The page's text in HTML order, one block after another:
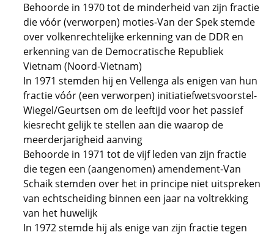
Behoorde in 1970 tot de minderheid van zijn fractie
die vóór (verworpen) moties-Van der Spek stemde
over volkenrechtelijke erkenning van de DDR en
erkenning van de Democratische Republiek
Vietnam (Noord-Vietnam)
In 1971 stemden hij en Vellenga als enigen van hun
fractie vóór (een verworpen) initiatiefwetsvoorstel-
Wiegel/Geurtsen om de leeftijd voor het passief
kiesrecht gelijk te stellen aan die waarop de
meerderjarigheid aanving
Behoorde in 1971 tot de vijf leden van zijn fractie
die tegen een (aangenomen) amendement-Van
Schaik stemden over het in principe niet uitspreken
van echtscheiding binnen een jaar na voltrekking
van het huwelijk
In 1972 stemde hij als enige van zijn fractie tegen